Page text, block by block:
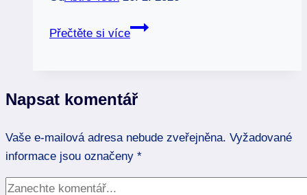
Přečtěte si více
S
nejvíce
ryba:
Průvodce
kompatibilitou
Napsat komentář
Vaše e-mailová adresa nebude zveřejněna. Vyžadované
informace jsou označeny *